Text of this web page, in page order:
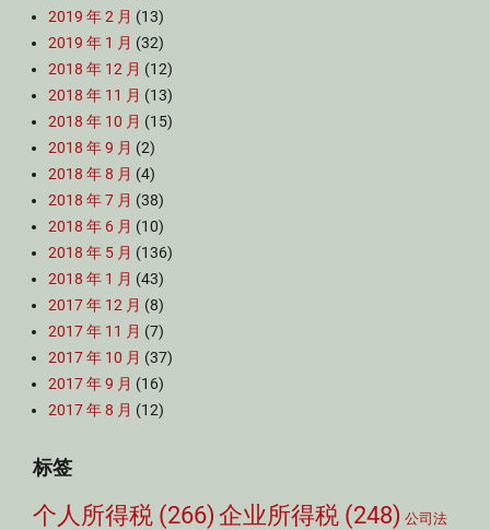
2019 年 2 月 (13)
2019 年 1 月 (32)
2018 年 12 月 (12)
2018 年 11 月 (13)
2018 年 10 月 (15)
2018 年 9 月 (2)
2018 年 8 月 (4)
2018 年 7 月 (38)
2018 年 6 月 (10)
2018 年 5 月 (136)
2018 年 1 月 (43)
2017 年 12 月 (8)
2017 年 11 月 (7)
2017 年 10 月 (37)
2017 年 9 月 (16)
2017 年 8 月 (12)
标签
个人所得税 (266) 企业所得税 (248) 公司法